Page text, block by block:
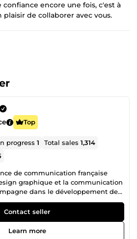
confiance encore une fois, c'est à
plaisir de collaborer avec vous.
Top
progress1 Total sales1,314
de communication française
graphique et la communication
dans le développement de
visuels modernes,
à vos besoins : supports
et créations interactives.
depuis plus de 15 ans, j’ai réalisé
Contact seller
Learn more